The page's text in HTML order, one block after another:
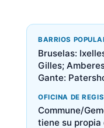
BARRIOS
Bruselas:
Gilles;
Gante:
OFICINA DE
Commune/
tiene su